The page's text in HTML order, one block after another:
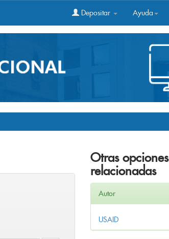
Depositar Ayuda
Otras opciones
relacionadas
Autor
USAID